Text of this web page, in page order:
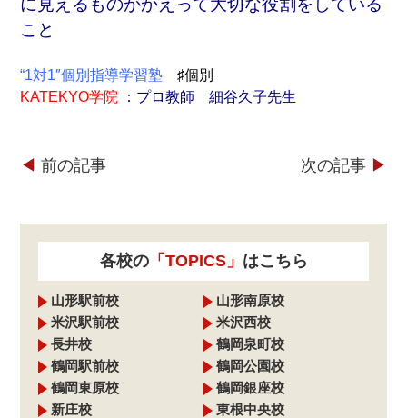
こと
“1対1″個別指導学習塾♯個別
KATEKYO学院 ：プロ教師 細谷久子先生
◀︎ 前の記事 次の記事 ▶︎
各校の「TOPICS」 はこちら
山形駅前校
山形南原校
米沢駅前校
米沢西校
長井校
鶴岡泉町校
鶴岡駅前校
鶴岡公園校
鶴岡東原校
鶴岡銀座校
新庄校
東根中央校